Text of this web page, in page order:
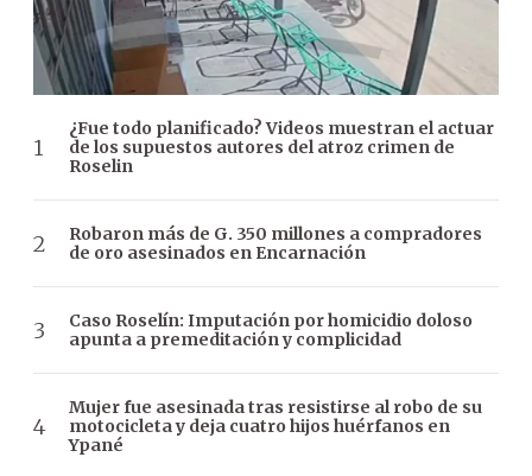
¿Fue todo planificado? Videos muestran el actuar
de los supuestos autores del atroz crimen de
Roselin
Robaron más de G. 350 millones a compradores
de oro asesinados en Encarnación
Caso Roselín: Imputación por homicidio doloso
apunta a premeditación y complicidad
Mujer fue asesinada tras resistirse al robo de su
motocicleta y deja cuatro hijos huérfanos en
Ypané